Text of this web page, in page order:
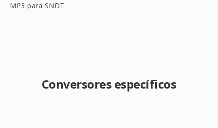
MP3 para SNDT
Conversores específicos